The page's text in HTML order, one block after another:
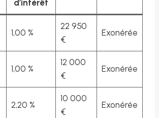
d’intérêt
1,00 %
22 950
€
Exonérée
1,00 %
12 000
€
Exonérée
2,20 %
10 000
€
Exonérée